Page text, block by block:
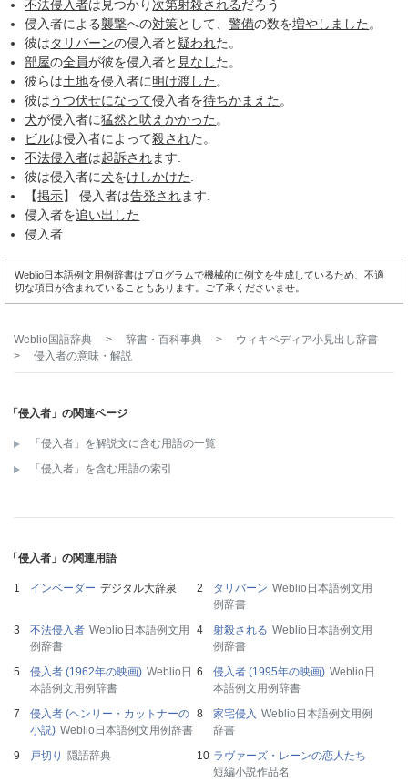
不法侵入者は見つかり 次第射殺されるだろう
侵入者による襲撃への対策として、警備の数を増やしました。
彼はタリバーンの侵入者と 疑われた。
部屋の全員が彼を侵入者と 見なした。
彼らは土地を侵入者に明け渡した。
彼はうつ伏せになって侵入者を待ちかまえた。
犬が侵入者に猛然と吠えかかった。
ビルは侵入者によって殺された。
不法侵入者は起訴されます.
彼は侵入者に犬をけしかけた.
【掲示】 侵入者は告発されます.
侵入者を追い出した
侵入者
Weblio日本語例文用例辞書はプログラムで機械的に例文を生成しているため、不適
切な項目が含まれていることもあります。ご了承くださいませ。
Weblio国語辞典 > 辞書・百科事典 >
ウィキペディア小見出し辞書
>
侵入者の意味・解説
「侵入者」の関連ページ
「侵入者」を解説文に含む用語の一覧
「侵入者」を含む用語の索引
「侵入者」の関連用語
インベーダー デジタル大辞泉 タリバーン Weblio日本語例文用
例辞書
不法侵入者 Weblio日本語例文用
例辞書
射殺される Weblio日本語例文用
例辞書
侵入者 (1962年の映画) Weblio日
本語例文用例辞書
侵入者 (1995年の映画) Weblio日
本語例文用例辞書
侵入者 (ヘンリー・カットナーの
小説) Weblio日本語例文用例辞書
家宅侵入 Weblio日本語例文用例
辞書
戸切り
隠語辞典
ラヴァーズ・レーンの恋人たち
短編小説作品名